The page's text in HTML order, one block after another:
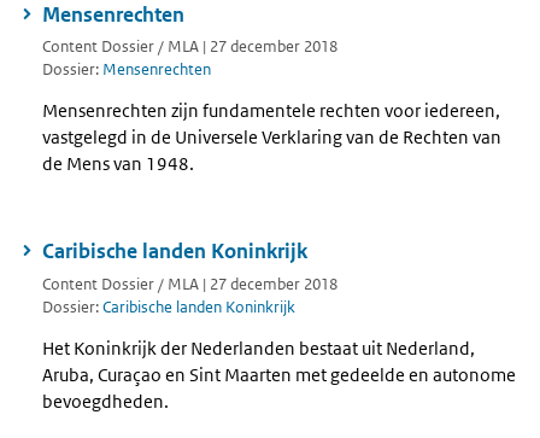
Mensenrechten
Content Dossier / MLA | 27 december 2018
Dossier: Mensenrechten
Mensenrechten zijn fundamentele rechten voor iedereen,
vastgelegd in de Universele Verklaring van de Rechten van
de Mens van 1948.
Caribische landen Koninkrijk
Content Dossier / MLA | 27 december 2018
Dossier:Caribische landen Koninkrijk
Het Koninkrijk der Nederlanden bestaat uit Nederland,
Aruba, Curaçao en Sint Maarten met gedeelde en autonome
bevoegdheden.